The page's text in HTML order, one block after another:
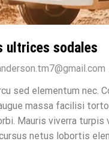
ultrices sodales
sed elementum nec.
massa facilisi
Mauris viverra
netus lobortis